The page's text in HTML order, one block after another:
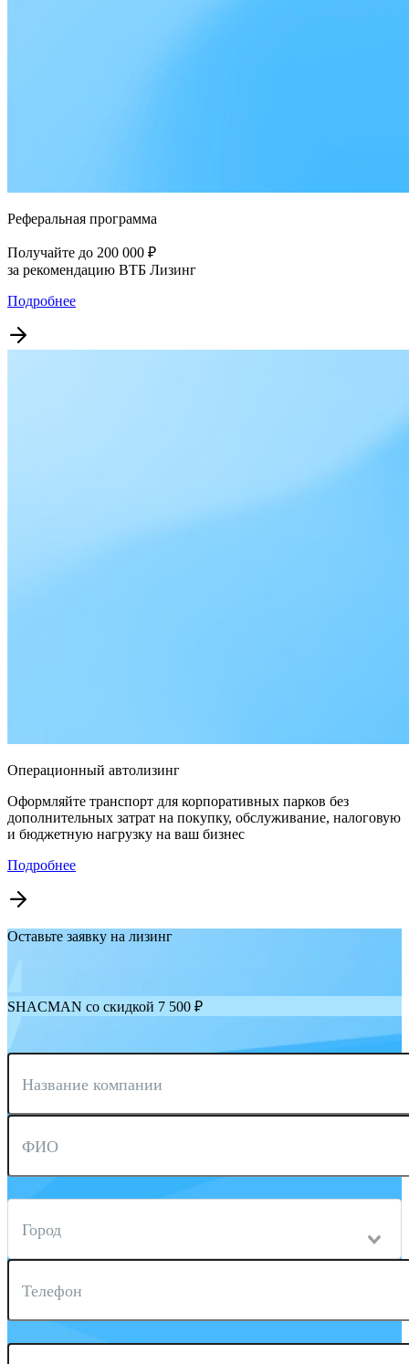
Реферальная программа
Получайте до 200 000 ₽
за рекомендацию ВТБ Лизинг
Подробнее
Операционный автолизинг
Оформляйте транспорт для корпоративных парков без
дополнительных затрат на покупку, обслуживание, налоговую
и бюджетную нагрузку на ваш бизнес
Подробнее
Оставьте заявку на лизинг
SHACMAN со скидкой 7 500 ₽
Название компании
ФИО
Город
Телефон